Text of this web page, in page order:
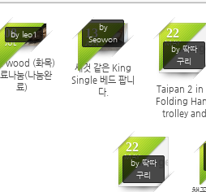
08
JUL
by leo1
wood (화목)
나눔(나눔완
료)
13
JUN
by
Seowon
226
새것 같은 King
Single 베드 팝니
다.
No
22
MAY
by 딱따
구리
183
Taipan 2 in
Folding
trolley and
팝니다. (가격
No Image
22
MAY
by 딱따
구리